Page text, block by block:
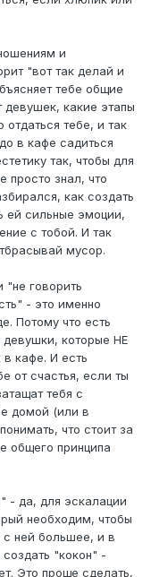
и
"вот так делай и
тебе общие
девушек, какие этапы
тебе, и так
в кафе садиться
так, чтобы для
просто знал, что
как создать
ей сильные эмоции,
с тобой. И так
мусор.
говорить
- это именно
Потому что есть
девушки, которые НЕ
кафе. И есть
от счастья, если ты
тебя с
домой (или в
что стоит за
общего принципа
- да, для эскалации
необходим, чтобы
с ней большее, и в
"кокон" -
Это проще сделать,